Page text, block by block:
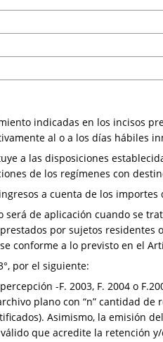
indicadas en los incisos
al o a los días hábiles
a las disposiciones
de los regímenes con
a cuenta de los
de aplicación cuando se
por sujetos residentes
conforme a lo previsto en el
por el siguiente:
-F. 2003, F. 2004 o
plano con “n” cantidad
Asimismo, la emisión
que acredite la retención